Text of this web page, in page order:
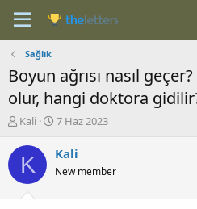
Sağlık
Boyun ağrısı nasıl
olur, hangi doktora
K
n
b
u
Kali
B
ş
a
7 Haz 2023
K Kali
New member